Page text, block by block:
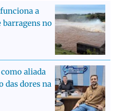
a
barragens no
aliada
das dores na